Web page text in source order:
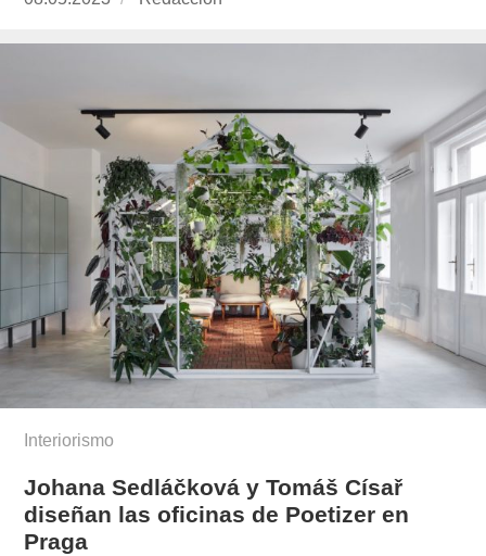
Interiorismo
Johana Sedláčková y Tomáš Císař
diseñan las oficinas de Poetizer en
Praga